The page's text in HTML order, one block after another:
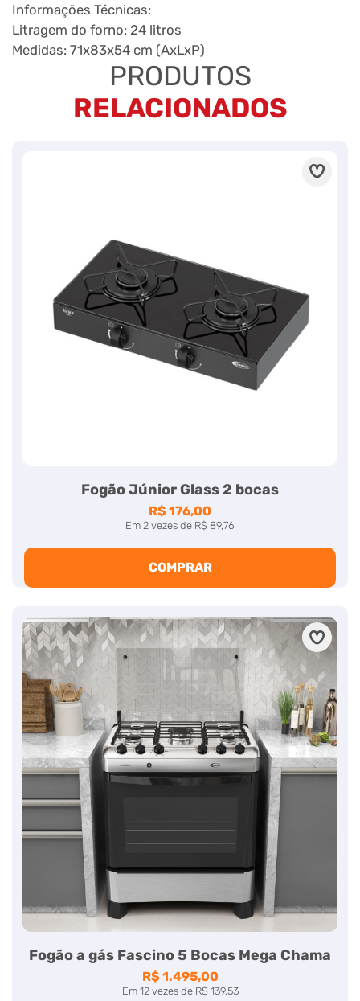
Informações Técnicas:
Litragem do forno: 24 litros
Medidas: 71x83x54 cm (AxLxP)
PRODUTOS
RELACIONADOS
Fogão Júnior Glass 2 bocas
R$ 176,00
Em 2 vezes de R$ 89,76
COMPRAR
Fogão a gás Fascino 5 Bocas Mega Chama
R$ 1.495,00
Em 12vezes de R$ 139,53